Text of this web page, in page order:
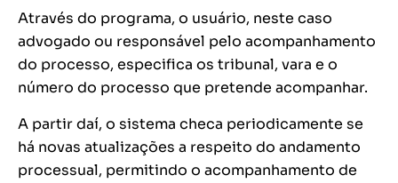
Através do programa, o usuário, neste caso
advogado ou responsável pelo acompanhamento
do processo, especifica os tribunal, vara e o
número do processo que pretende acompanhar.
A partir daí, o sistema checa periodicamente se
há novas atualizações a respeito do andamento
processual, permitindo o acompanhamento de